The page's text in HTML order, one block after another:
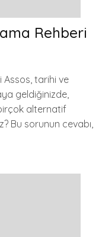
Rehberi
Assos, tarihi ve
geldiğinizde,
alternatif
Bu sorunun cevabı,